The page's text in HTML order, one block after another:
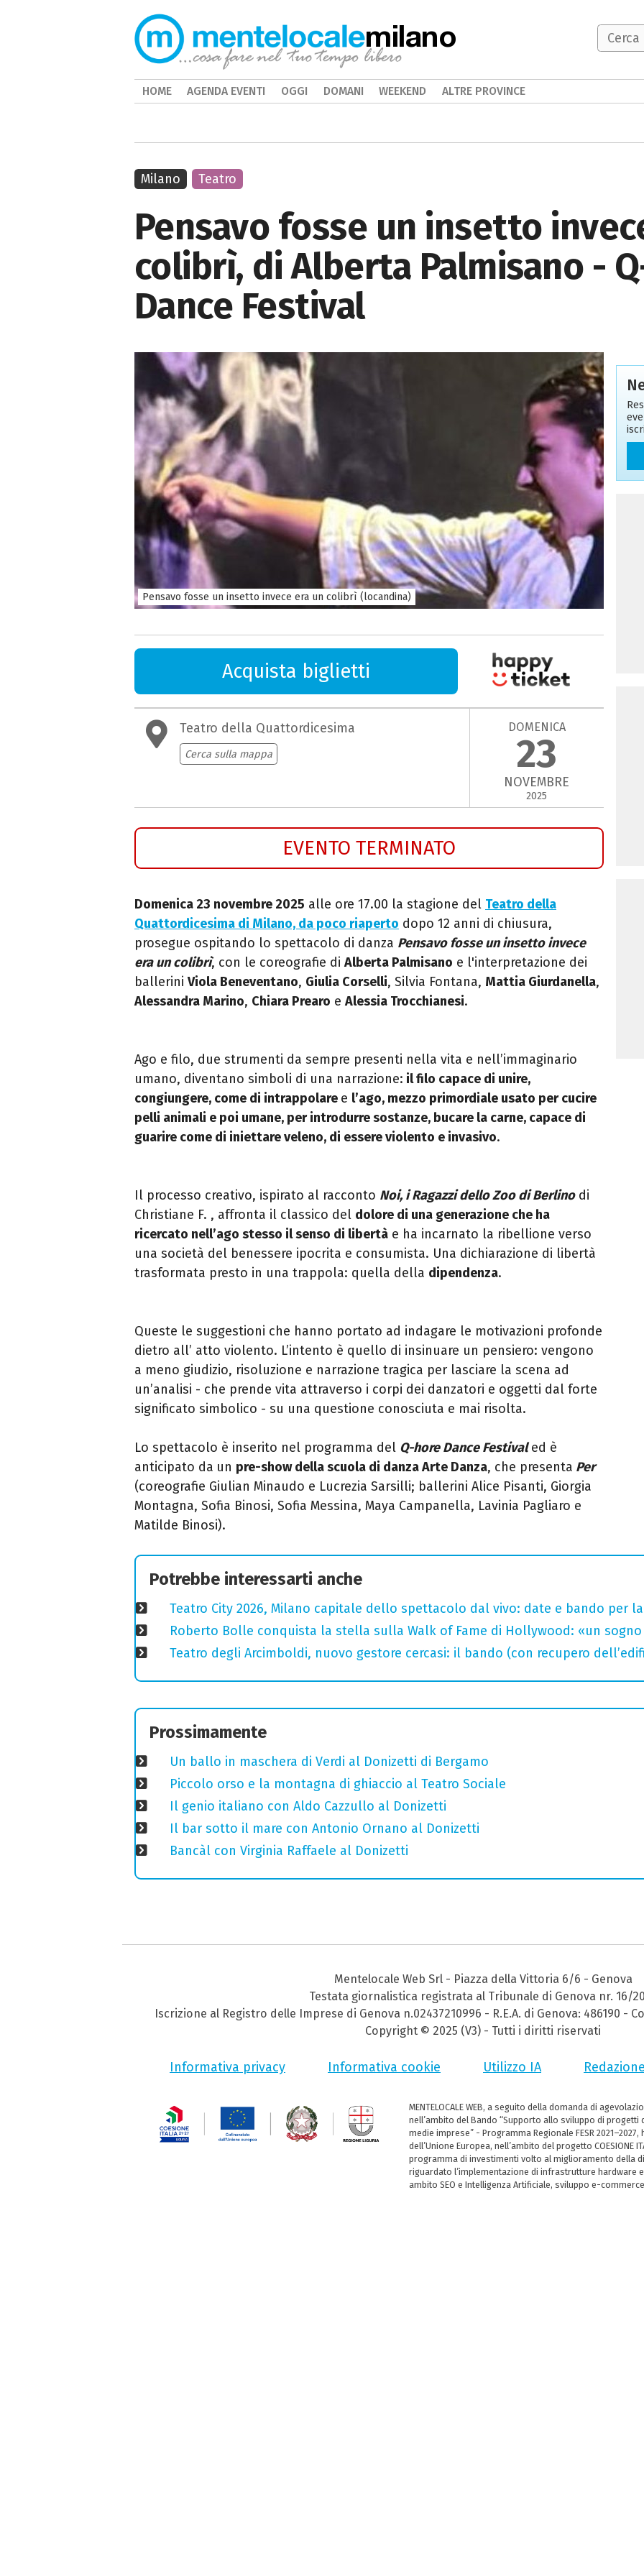
Pensavo fosse un insetto
colibrì, di Alberta Palmisano -
Dance Festival
Pensavo fosse un insetto invece era un colibrì (locandina)
Acquista biglietti
Teatro della Quattordicesima
Cerca sulla mappa
DOMENICA
23
NOVEMBRE
2025
EVENTO TERMINATO
Domenica 23 novembre 2025 alle ore 17.00 la stagione del Teatro della
Quattordicesima di Milano, da poco riaperto dopo 12 anni di chiusura,
prosegue ospitando lo spettacolo di danza Pensavo fosse un insetto invece
era un colibrì, con le coreografie di Alberta Palmisano e l'interpretazione dei
ballerini Viola Beneventano, Giulia Corselli, Silvia Fontana, Mattia Giurdanella,
Alessandra Marino, Chiara Prearo e Alessia Trocchianesi.
Ago e filo, due strumenti da sempre presenti nella vita e nell’immaginario
umano, diventano simboli di una narrazione: il filo capace di unire,
congiungere, come di intrappolare e l’ago, mezzo primordiale usato per cucire
pelli animali e poi umane, per introdurre sostanze, bucare la carne, capace di
guarire come di iniettare veleno, di essere violento e invasivo.
Il processo creativo, ispirato al racconto Noi, i Ragazzi dello Zoo di Berlinodi
Christiane F. , affronta il classico del dolore di una generazione che ha
ricercato nell’ago stesso il senso di libertà e ha incarnato la ribellione verso
una società del benessere ipocrita e consumista. Una dichiarazione di libertà
trasformata presto in una trappola: quella della dipendenza.
Queste le suggestioni che hanno portato ad indagare le motivazioni profonde
dietro all’ atto violento. L’intento è quello di insinuare un pensiero: vengono
a meno giudizio, risoluzione e narrazione tragica per lasciare la scena ad
un’analisi - che prende vita attraverso i corpi dei danzatori e oggetti dal forte
significato simbolico - su una questione conosciuta e mai risolta.
Lo spettacolo è inserito nel programma del Q-hore Dance Festivaled è
anticipato da un pre-show della scuola di danza Arte Danza, che presenta Per
(coreografie Giulian Minaudo e Lucrezia Sarsilli; ballerini Alice Pisanti, Giorgia
Montagna, Sofia Binosi, Sofia Messina, Maya Campanella, Lavinia Pagliaro e
Matilde Binosi).
Milano Teatro
Potrebbe interessarti anche
Teatro City 2026, Milano capitale dello spettacolo dal vivo: date e bando per
Roberto Bolle conquista la stella sulla Walk of Fame di Hollywood: «un
Teatro degli Arcimboldi, nuovo gestore cercasi: il bando (con recupero
Prossimamente
Un ballo in maschera di Verdi al Donizetti di Bergamo
Piccolo orso e la montagna di ghiaccio al Teatro Sociale
Il genio italiano con Aldo Cazzullo al Donizetti
Il bar sotto il mare con Antonio Ornano al Donizetti
Bancàl con Virginia Raffaele al Donizetti
milano
HOME AGENDA EVENTI OGGI DOMANI WEEKEND ALTRE PROVINCE
Mentelocale Web Srl - Piazza della Vittoria 6/6 - Genova
Testata giornalistica registrata al Tribunale di Genova nr. 16/
Iscrizione al Registro delle Imprese di Genova n.02437210996 - R.E.A. di Genova: 486190 -
Copyright © 2025 (V3) - Tutti i diritti riservati
Informativa privacy Informativa cookie Utilizzo IA Redazione
MENTELOCALE WEB, a seguito della domanda di
nell’ambito del Bando “Supporto allo sviluppo di
medie imprese” - Programma Regionale FESR
dell’Unione Europea, nell’ambito del progetto COESIONE
programma di investimenti volto al miglioramento della
riguardato l’implementazione di infrastrutture hardware
ambito SEO e Intelligenza Artificiale, sviluppo e-commerce